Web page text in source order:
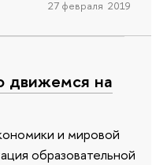
27 февраля 2019
движемся на
и мировой
образовательной